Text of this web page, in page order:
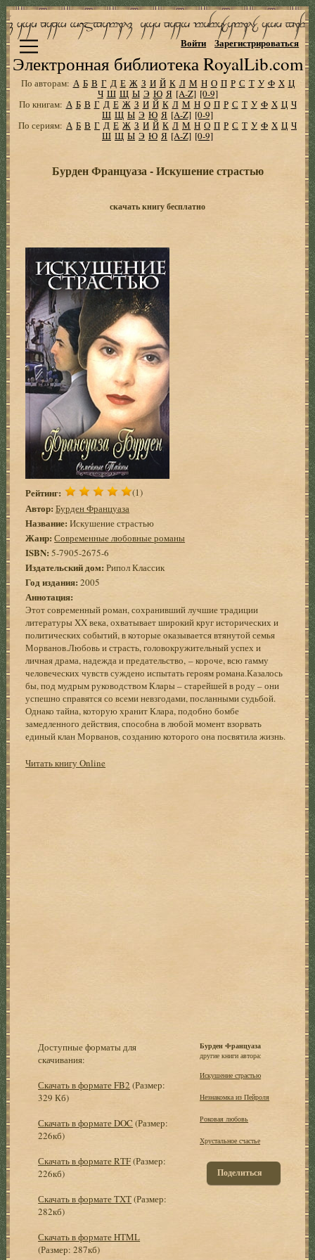
Электронная библиотека RoyalLib.com
Войти Зарегистрироваться
По авторам: А Б В Г Д Е Ж З И Й К Л М Н О П Р С Т У Ф Х Ц
Ч Ш Щ Ы Э Ю Я [A-Z] [0-9]
По книгам: А Б В Г Д Е Ж З И Й К Л М Н О П Р С Т У Ф Х Ц Ч
Ш Щ Ы Э Ю Я [A-Z] [0-9]
По сериям: А Б В Г Д Е Ж З И Й К Л М Н О П Р С Т У Ф Х Ц Ч
Ш Щ Ы Э Ю Я [A-Z] [0-9]
Бурден Француаза - Искушение страстью
скачать книгу бесплатно
Рейтинг: (1)
Автор: Бурден Француаза
Название: Искушение страстью
Жанр: Современные любовные романы
ISBN: 5-7905-2675-6
Издательский дом: Рипол Классик
Год издания: 2005
Аннотация:
Этот современный роман, сохранивший лучшие традиции
литературы XX века, охватывает широкий круг исторических и
политических событий, в которые оказывается втянутой семья
Морванов.Любовь и страсть, головокружительный успех и
личная драма, надежда и предательство, – короче, всю гамму
человеческих чувств суждено испытать героям романа.Казалось
бы, под мудрым руководством Клары – старейшей в роду – они
успешно справятся со всеми невзгодами, посланными судьбой.
Однако тайна, которую хранит Клара, подобно бомбе
замедленного действия, способна в любой момент взорвать
единый клан Морванов, созданию которого она посвятила жизнь.
Читать книгу Online
Доступные форматы для
скачивания:
Скачать в формате FB2 (Размер:
329 Кб)
Скачать в формате DOC (Размер:
226кб)
Скачать в формате RTF(Размер:
226кб)
Скачать в формате TXT(Размер:
282кб)
Скачать в формате HTML
(Размер: 287кб)
Бурден Француаза
другие книги автора:
Искушение страстью
Незнакомка из Пейроля
Роковая любовь
Хрустальное счастье
Поделиться